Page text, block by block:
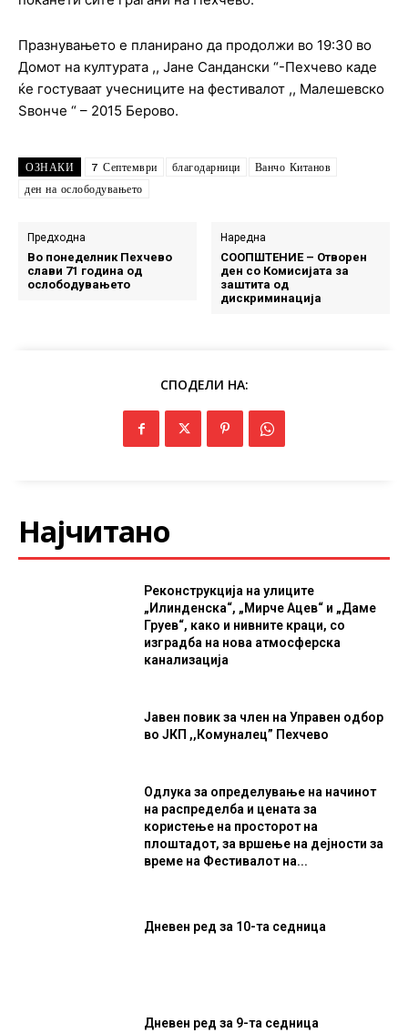
Празнувањето е планирано да продолжи во 19:30 во
Домот на културата ,, Јане Сандански “-Пехчево каде
ќе гостуваат учесниците на фестивалот ,, Малешевско
Ѕвонче “ – 2015 Берово.
ОЗНАКИ 7 Септември благодарници
Ванчо Китанов
ден на ослободувањето
Предходна
Во понеделник Пехчево
слави 71 година од
ослободувањето
Наредна
СООПШТЕНИЕ – Отворен
ден со Комисијата за
заштита од
дискриминација
СПОДЕЛИ НА:
Најчитано
Реконструкција на улиците
„Илинденска“, „Мирче Ацев“ и „Даме
Груев“, како и нивните краци, со
изградба на нова атмосферска
канализација
Јавен повик за член на Управен одбор
во ЈКП ,,Комуналец” Пехчево
Одлука за определување на начинот
на распределба и цената за
користење на просторот на
плоштадот, за вршење на дејности за
време на Фестивалот на...
Дневен ред за 10-та седница
Дневен ред за 9-та седница